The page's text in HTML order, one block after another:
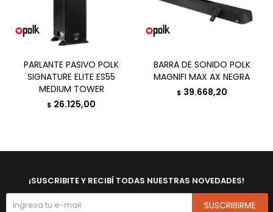
PARLANTE PASIVO POLK
SIGNATURE ELITE ES55
MEDIUM TOWER
$ 26.125,00
BARRA DE SONIDO POLK
MAGNIFI MAX AX NEGRA
$ 39.668,20
¡SUSCRIBITE Y RECIBÍ TODAS NUESTRAS NOVEDADES!
SUSCRIBIRME